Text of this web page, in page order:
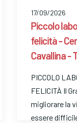
17/09/2026
Piccolo
felicità -
Cavallina -
PICCOLO
FELICITÀ Il
migliorare la
essere